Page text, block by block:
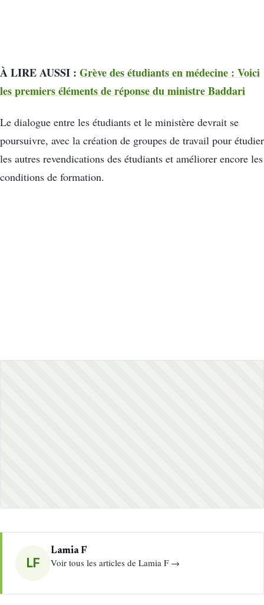
À LIRE AUSSI : Grève des étudiants en médecine : Voici
les premiers éléments de réponse du ministre Baddari
Le dialogue entre les étudiants et le ministère devrait se
poursuivre, avec la création de groupes de travail pour étudier
les autres revendications des étudiants et améliorer encore les
conditions de formation.
LF
Lamia F
Voir tous les articles de Lamia F →